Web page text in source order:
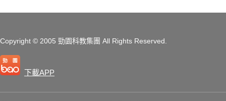
Copyright © 2005 勁園科教集團 All Rights Reserved.
下載APP